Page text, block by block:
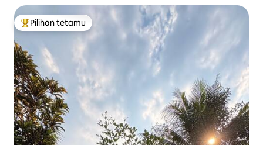
Pilihan utama tetamu
Pilihan tetamu